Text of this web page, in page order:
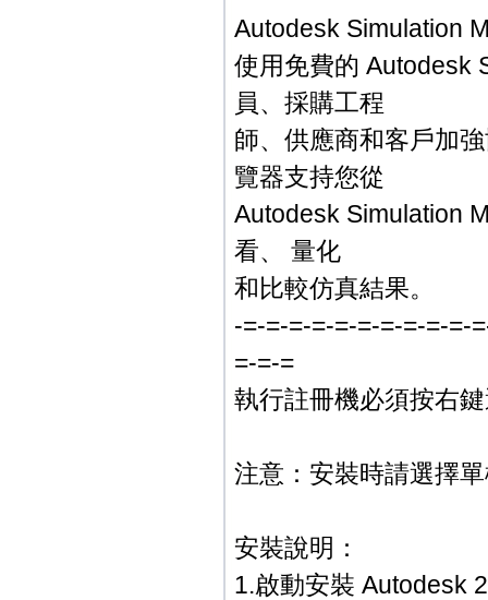
Autodesk Simulation
使用免費的 Autodesk
員、採購工程
師、供應商和客戶加
覽器支持您從
Autodesk Simulation
看、 量化
和比較仿真結果。
-=-=-=-=-=-=-=-=-=-=-
=-=-=
執行註冊機必須按右
注意：安裝時請選擇
安裝說明：
1.啟動安裝 Autodesk